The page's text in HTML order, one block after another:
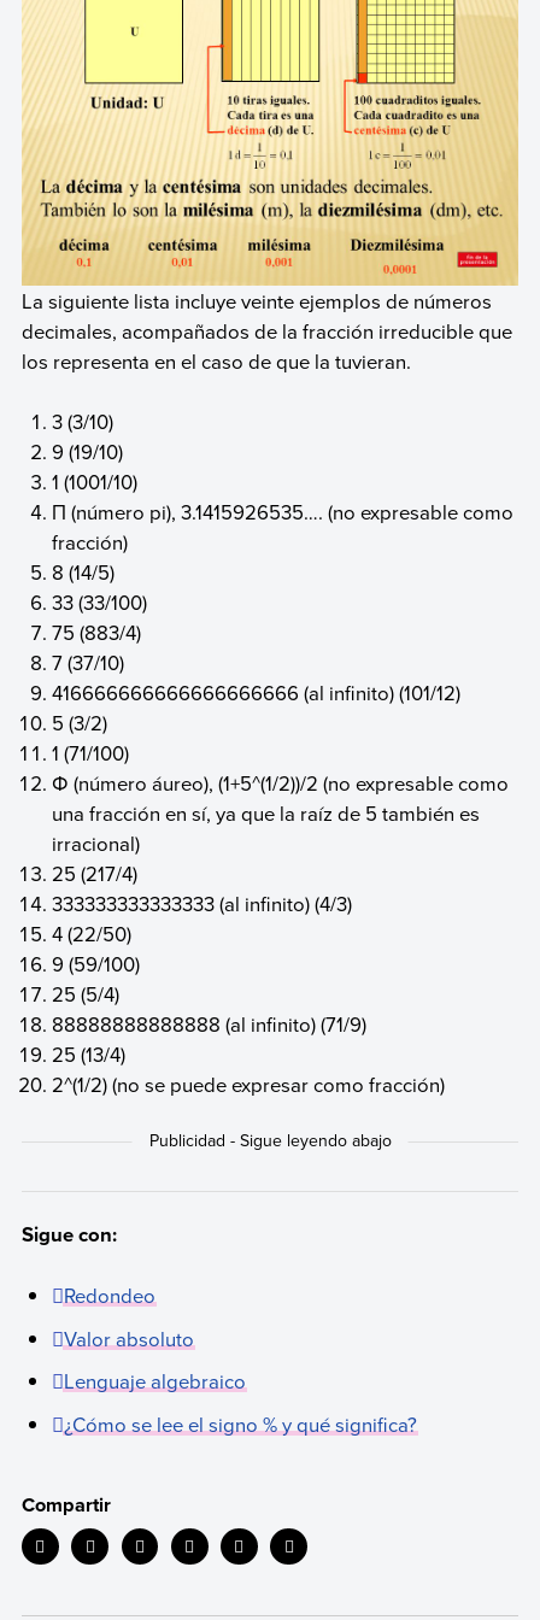
La siguiente lista incluye veinte ejemplos de números
decimales, acompañados de la fracción irreducible que
los representa en el caso de que la tuvieran.
3 (3/10)
9 (19/10)
1 (1001/10)
Π (número pi), 3.1415926535…. (no expresable como
fracción)
8 (14/5)
33 (33/100)
75 (883/4)
7 (37/10)
416666666666666666666 (al infinito) (101/12)
5 (3/2)
1 (71/100)
Φ (número áureo), (1+5^(1/2))/2 (no expresable como
una fracción en sí, ya que la raíz de 5 también es
irracional)
25 (217/4)
333333333333333 (al infinito) (4/3)
4 (22/50)
9 (59/100)
25 (5/4)
88888888888888 (al infinito) (71/9)
25 (13/4)
2^(1/2) (no se puede expresar como fracción)
Sigue con:
Redondeo
Valor absoluto
Lenguaje algebraico
¿Cómo se lee el signo % y qué significa?
Compartir